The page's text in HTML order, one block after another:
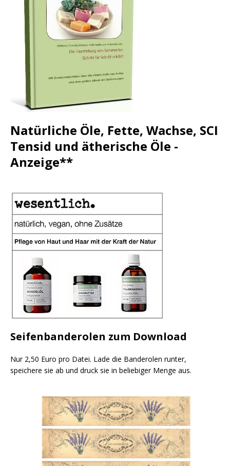
Natürliche Öle, Fette, Wachse, SCI
Tensid und ätherische Öle -
Anzeige**
Seifenbanderolen zum Download
Nur 2,50 Euro pro Datei. Lade die Banderolen runter,
speichere sie ab und druck sie in beliebiger Menge aus.